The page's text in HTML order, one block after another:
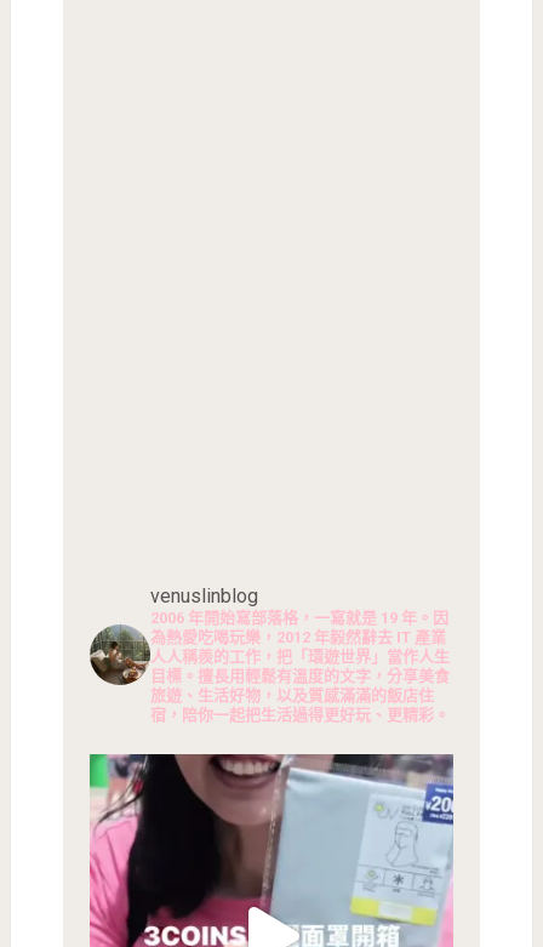
venuslinblog
2006 年開始寫部落格，一寫就是 19 年。因
為熱愛吃喝玩樂，2012 年毅然辭去 IT 產業
人人稱羨的工作，把「環遊世界」當作人生
目標。擅長用輕鬆有溫度的文字，分享美食
旅遊、生活好物，以及質感滿滿的飯店住
宿，陪你一起把生活過得更好玩、更精彩。